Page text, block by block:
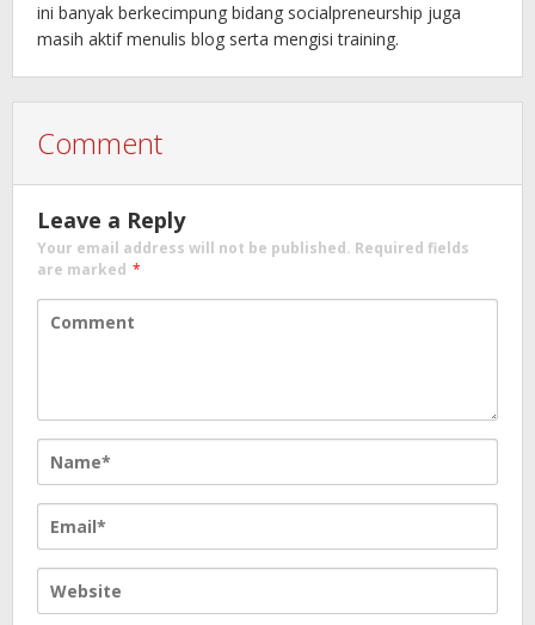
ini banyak berkecimpung bidang socialpreneurship juga
masih aktif menulis blog serta mengisi training.
Comment
Leave a Reply
Your email address will not be published. Required fields
are marked *